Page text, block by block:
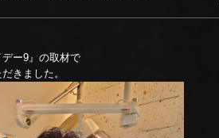
ー9』の取材で
きました。